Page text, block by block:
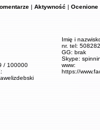
| Aktywność | Ocenione
/ 100000
Imię i
nr. tel:
GG: brak
Skype:
www:
https://